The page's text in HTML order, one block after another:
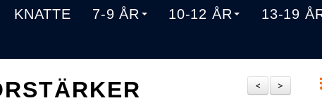
KNATTE 7-9 ÅR 10-12 ÅR 13-19
>
<